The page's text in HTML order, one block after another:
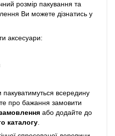
розмір пакування та
Ви можете дізнатись у
аксесуари:
пакуватимуться всередину
про бажання замовити
або додайте до
каталогу